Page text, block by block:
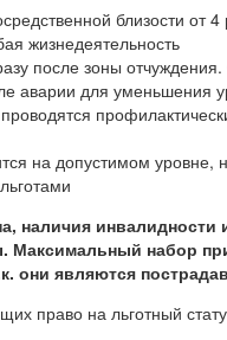
близости от
жизнедеятельность
после зоны
аварии для уменьшения
на допустимом
наличия
Максимальный набор
они являются
право на льготный